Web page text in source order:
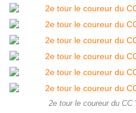
2e tour le coureur du